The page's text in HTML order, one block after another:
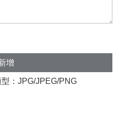
增
：JPG/JPEG/PNG